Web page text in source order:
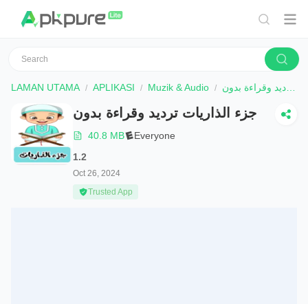
LAMAN UTAMA APLIKASI Muzik & Audio جزء الذاريات ترديد وقراءة بدون
جزء الذاريات ترديد وقراءة بدون
40.8 MB
Everyone
1.2
Oct 26, 2024
Trusted App